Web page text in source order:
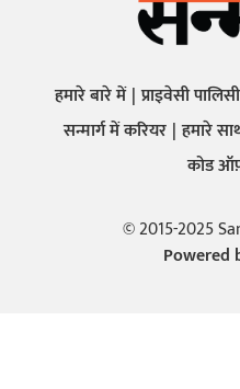
हमारे बारे में प्राइवेसी पालिसी
सन्मार्ग में करियर हमारे
कोड
© 2015-2025
Powered